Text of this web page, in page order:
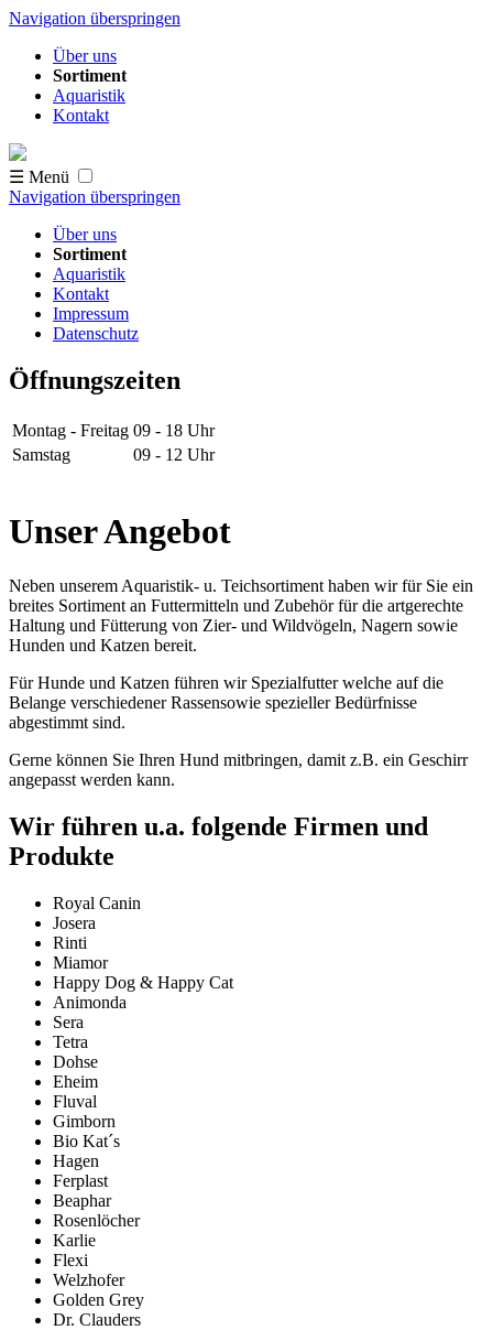
Navigation überspringen
Über uns
Sortiment
Aquaristik
Kontakt
☰ Menü
Navigation überspringen
Über uns
Sortiment
Aquaristik
Kontakt
Impressum
Datenschutz
Öffnungszeiten
Montag - Freitag 09 - 18 Uhr
Samstag
09 - 12 Uhr
Unser Angebot
Neben unserem Aquaristik- u. Teichsortiment haben wir für Sie ein
breites Sortiment an Futtermitteln und Zubehör für die artgerechte
Haltung und Fütterung von Zier- und Wildvögeln, Nagern sowie
Hunden und Katzen bereit.
Für Hunde und Katzen führen wir Spezialfutter welche auf die
Belange verschiedener Rassensowie spezieller Bedürfnisse
abgestimmt sind.
Gerne können Sie Ihren Hund mitbringen, damit z.B. ein Geschirr
angepasst werden kann.
Wir führen u.a. folgende Firmen und
Produkte
Royal Canin
Josera
Rinti
Miamor
Happy Dog & Happy Cat
Animonda
Sera
Tetra
Dohse
Eheim
Fluval
Gimborn
Bio Kat´s
Hagen
Ferplast
Beaphar
Rosenlöcher
Karlie
Flexi
Welzhofer
Golden Grey
Dr. Clauders